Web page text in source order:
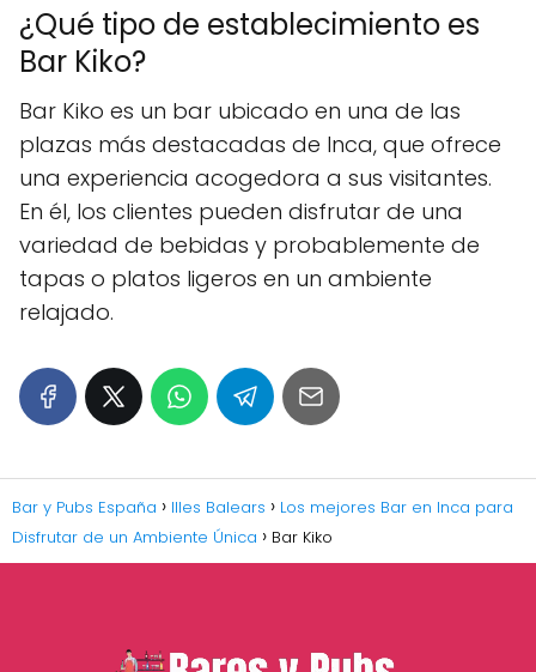
¿Qué tipo de establecimiento es
Bar Kiko?
Bar Kiko es un bar ubicado en una de las
plazas más destacadas de Inca, que ofrece
una experiencia acogedora a sus visitantes.
En él, los clientes pueden disfrutar de una
variedad de bebidas y probablemente de
tapas o platos ligeros en un ambiente
relajado.
Bar y Pubs España Illes Balears
Los mejores Bar en Inca para
Disfrutar de un Ambiente Única
Bar Kiko